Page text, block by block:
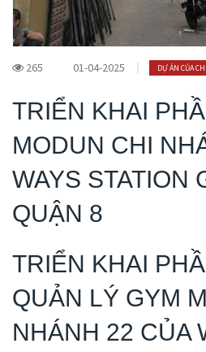
265 01-04-2025 DỰ ÁN CỦA
TRIỂN KHAI
MODUN CHI
WAYS STATION
QUẬN 8
TRIỂN KHAI
QUẢN LÝ GYM
NHÁNH 22 CỦA